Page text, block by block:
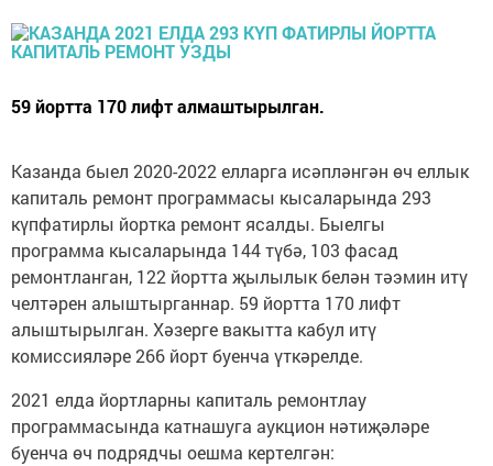
59 йортта 170 лифт алмаштырылган.
Казанда быел 2020-2022 елларга исәпләнгән өч еллык
капиталь ремонт программасы кысаларында 293
күпфатирлы йортка ремонт ясалды. Быелгы
программа кысаларында 144 түбә, 103 фасад
ремонтланган, 122 йортта җылылык белән тәэмин итү
челтәрен алыштырганнар. 59 йортта 170 лифт
алыштырылган. Хәзерге вакытта кабул итү
комиссияләре 266 йорт буенча үткәрелде.
2021 елда йортларны капиталь ремонтлау
программасында катнашуга аукцион нәтиҗәләре
буенча өч подрядчы оешма кертелгән: